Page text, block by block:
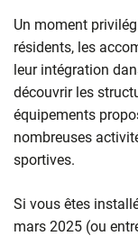
Un moment
résidents, les
leur intégration
découvrir les
équipements
nombreuses
sportives.
Si vous êtes
mars 2025 (ou